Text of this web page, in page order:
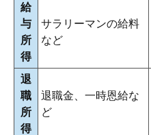
給
与
所
得
サラリーマンの給料
など
退
職
所
得
退職金、一時恩給な
ど